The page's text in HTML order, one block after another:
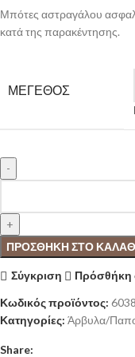
Μπότες αστραγάλου
κατά της παρακέντησης.
ΜΕΓΕΘΟΣ
ΠΡΟΣΘΉΚΗ ΣΤΟ
Σύγκριση
Πρόσθήκη
Κωδικός προϊόντος:
Κατηγορίες: Άρβυλα/
Share: